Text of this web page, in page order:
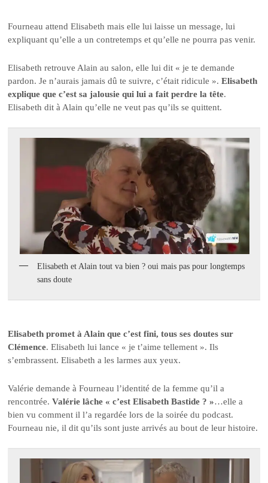
Fourneau attend Elisabeth mais elle lui laisse un message, lui
expliquant qu’elle a un contretemps et qu’elle ne pourra pas venir.
Elisabeth retrouve Alain au salon, elle lui dit « je te demande
pardon. Je n’aurais jamais dû te suivre, c’était ridicule ».Elisabeth
explique que c’est sa jalousie qui lui a fait perdre la tête.
Elisabeth dit à Alain qu’elle ne veut pas qu’ils se quittent.
Elisabeth et Alain tout va bien ? oui mais pas pour longtemps
sans doute
Elisabeth promet à Alain que c’est fini, tous ses doutes sur
Clémence. Elisabeth lui lance « je t’aime tellement ». Ils
s’embrassent. Elisabeth a les larmes aux yeux.
Valérie demande à Fourneau l’identité de la femme qu’il a
rencontrée.Valérie lâche « c’est Elisabeth Bastide ? »…elle a
bien vu comment il l’a regardée lors de la soirée du podcast.
Fourneau nie, il dit qu’ils sont juste arrivés au bout de leur histoire.